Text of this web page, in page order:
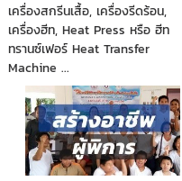
เครื่องสกรีนเสื้อ, เครื่องรีดร้อน,
เครื่องฮีท, Heat Press หรือ ฮีท
ทรานซ์เฟอร์ Heat Transfer
Machine ...